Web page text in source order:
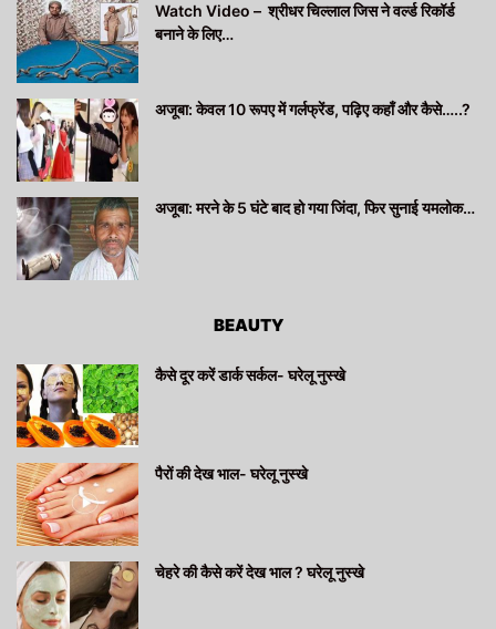
Watch Video – श्रीधर चिल्लाल जिस ने वर्ल्ड रिकॉर्ड
बनाने के लिए…
अजूबा: केवल 10 रूपए में गर्लफ्रेंड, पढ़िए कहाँ और कैसे…..?
अजूबा: मरने के 5 घंटे बाद हो गया जिंदा, फिर सुनाई यमलोक…
BEAUTY
कैसे दूर करें डार्क सर्कल- घरेलू नुस्खे
पैरों की देख भाल- घरेलू नुस्खे
चेहरे की कैसे करें देख भाल ? घरेलू नुस्खे